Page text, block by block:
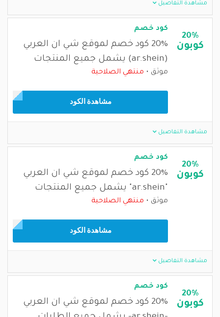
مشاهدة التفاصيل
20%
كوبون
كود خصم
20% كود خصم لموقع شي ان العربي
(ar.shein) يشمل جميع المنتجات
موثق منتهي الصلاحية
مشاهدة الكود
مشاهدة التفاصيل
20%
كوبون
كود خصم
20% كود خصم لموقع شي ان العربي
"ar.shein" يشمل جميع المنتجات
موثق منتهي الصلاحية
مشاهدة الكود
مشاهدة التفاصيل
20%
كوبون
كود خصم
20% كود خصم لموقع شي ان العربي